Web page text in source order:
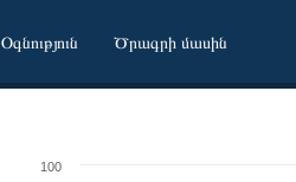
Օգնություն Ծրագրի մասին
100